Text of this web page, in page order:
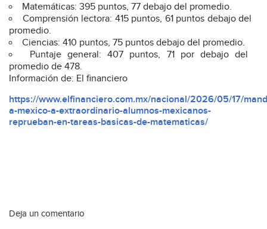
Matemáticas: 395 puntos, 77 debajo del promedio.
Comprensión lectora: 415 puntos, 61 puntos debajo del
promedio.
Ciencias: 410 puntos, 75 puntos debajo del promedio.
Puntaje general: 407 puntos, 71 por debajo del
promedio de 478.
Información de: El financiero
https://www.elfinanciero.com.mx/nacional/2026/05/17/
a-mexico-a-extraordinario-alumnos-mexicanos-
reprueban-en-tareas-basicas-de-matematicas/
Deja un comentario